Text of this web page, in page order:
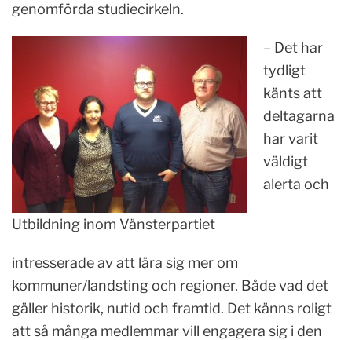
genomförda studiecirkeln.
Utbildning inom Vänsterpartiet
– Det har
tydligt
känts att
deltagarna
har varit
väldigt
alerta och
intresserade av att lära sig mer om
kommuner/landsting och regioner. Både vad det
gäller historik, nutid och framtid. Det känns roligt
att så många medlemmar vill engagera sig i den